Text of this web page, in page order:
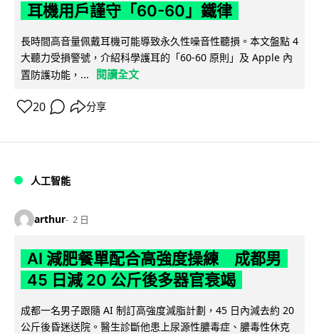
耳機用戶謹守「60-60」鐵律
長時間高音量佩戴耳機可能導致永久性噪音性聽損。本文盤點 4
大聽力受損警號，介紹科學護耳的「60-60 原則」及 Apple 內
置防護功能，...
閱讀全文
20 分享
人工智能
arthur 2 日
AI 減肥餐單配合高強度操練 成都男
45 日減 20 公斤後多器官衰竭
成都一名男子跟隨 AI 制訂高強度減脂計劃，45 日內減去約 20
公斤後昏迷送院。醫生診斷他患上尿源性膿毒症、膿毒性休克